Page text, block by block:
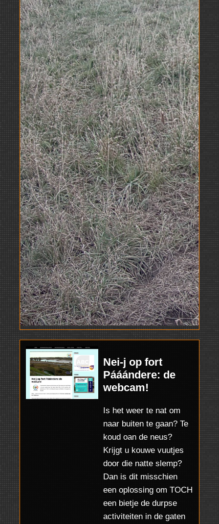
Nei-j op fort
Pááándere: de
webcam!
Is het weer te nat om
naar buiten te gaan? Te
koud oan de neus?
Krijgt u kouwe vuutjes
door die natte slemp?
Dan is dit misschien
een oplossing om TOCH
een bietje de durpse
activiteiten in de gaten